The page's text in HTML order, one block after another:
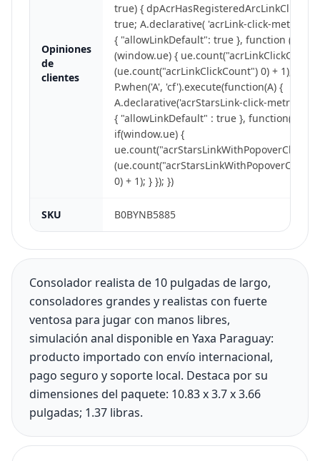
Opiniones
de
clientes
true) {
true; A.declarative( 'acrLink-click-metrics',
{ "allowLinkDefault": true }, function
(window.ue) {
(ue.count("acrLinkClickCount") 0) + 1); } } );
P.when('A', 'cf').execute(function(A) {
A.declarative('acrStarsLink-click-metrics',
{ "allowLinkDefault" : true },
if(window.ue) {
0) + 1); } }); })
SKU B0BYNB5885
Consolador realista de 10 pulgadas de largo,
consoladores grandes y realistas con fuerte
ventosa para jugar con manos libres,
simulación anal disponible en Yaxa Paraguay:
producto importado con envío internacional,
pago seguro y soporte local. Destaca por su
dimensiones del paquete: 10.83 x 3.7 x 3.66
pulgadas; 1.37 libras.